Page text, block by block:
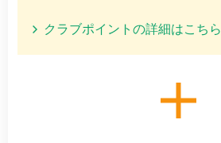
クラブポイントの詳細はこちら